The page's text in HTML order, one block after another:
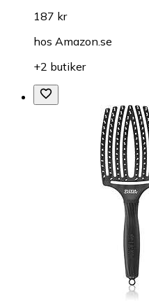
187 kr
hos Amazon.se
+2 butiker